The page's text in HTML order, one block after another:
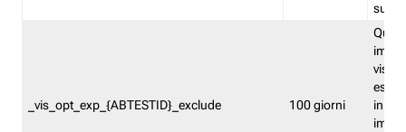
_vis_opt_exp_{ABTESTID}_exclude 100 giorni
in